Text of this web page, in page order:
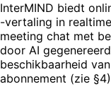
InterMIND biedt
-vertaling in
meeting chat met
door AI
beschikbaarheid
abonnement (zie